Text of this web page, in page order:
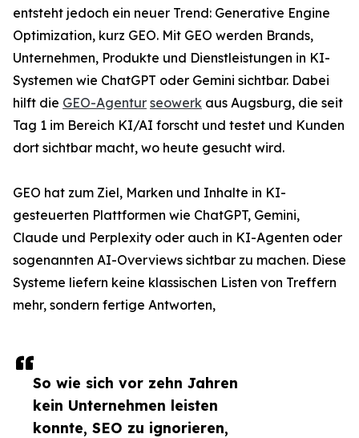
So wie sich vor zehn Jahren
kein Unternehmen leisten
konnte, SEO zu ignorieren,
entsteht jedoch ein neuer Trend: Generative Engine
Optimization, kurz GEO. Mit GEO werden Brands,
Unternehmen, Produkte und Dienstleistungen in KI-
Systemen wie ChatGPT oder Gemini sichtbar. Dabei
hilft die GEO-Agentur seowerk aus Augsburg, die seit
Tag 1 im Bereich KI/AI forscht und testet und Kunden
dort sichtbar macht, wo heute gesucht wird.
GEO hat zum Ziel, Marken und Inhalte in KI-
gesteuerten Plattformen wie ChatGPT, Gemini,
Claude und Perplexity oder auch in KI-Agenten oder
sogenannten AI-Overviews sichtbar zu machen. Diese
Systeme liefern keine klassischen Listen von Treffern
mehr, sondern fertige Antworten,